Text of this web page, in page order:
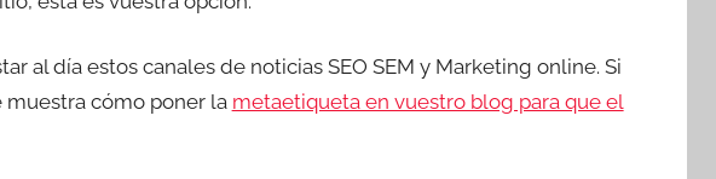
al día estos canales de noticias SEO SEM y Marketing online. Si
muestra cómo poner la metaetiqueta en vuestro blog para que el